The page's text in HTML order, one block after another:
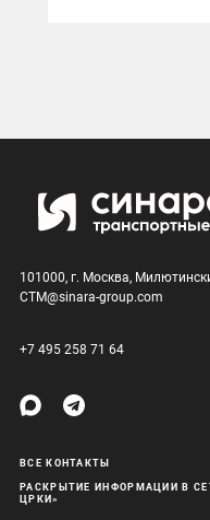
101000, г. Москва,
CTM@sinara-group.com
+7 495 258 71 64
ВСЕ КОНТАКТЫ
РАСКРЫТИЕ ИНФОРМАЦИИ В
ЦРКИ»